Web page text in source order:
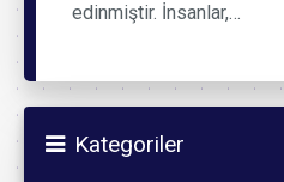
edinmiştir. İnsanlar,…
Kategoriler